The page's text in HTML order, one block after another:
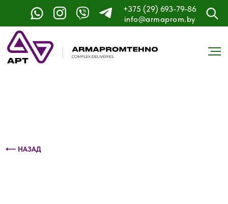
+375 (29) 693-79-86
info@armaprom.by
Контактный телефон: +375 (29) 693-79-86
⟵ НАЗАД